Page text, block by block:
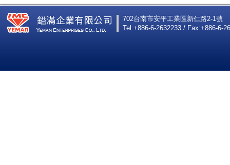
702台南市安平工業區新仁路2-1號
Tel:+886-6-2632233 / Fax:+886-6-